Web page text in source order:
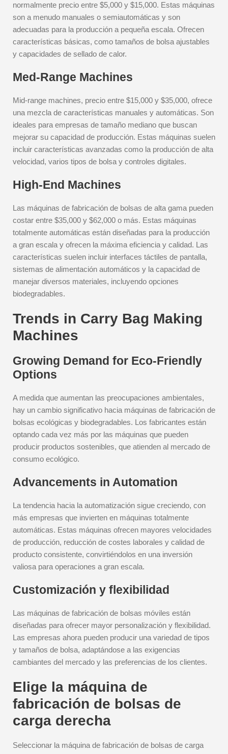
normalmente precio entre $5,000 y $15,000. Estas máquinas
son a menudo manuales o semiautomáticas y son
adecuadas para la producción a pequeña escala. Ofrecen
características básicas, como tamaños de bolsa ajustables
y capacidades de sellado de calor.
Med-Range Machines
Mid-range machines, precio entre $15,000 y $35,000, ofrece
una mezcla de características manuales y automáticas. Son
ideales para empresas de tamaño mediano que buscan
mejorar su capacidad de producción. Estas máquinas suelen
incluir características avanzadas como la producción de alta
velocidad, varios tipos de bolsa y controles digitales.
High-End Machines
Las máquinas de fabricación de bolsas de alta gama pueden
costar entre $35,000 y $62,000 o más. Estas máquinas
totalmente automáticas están diseñadas para la producción
a gran escala y ofrecen la máxima eficiencia y calidad. Las
características suelen incluir interfaces táctiles de pantalla,
sistemas de alimentación automáticos y la capacidad de
manejar diversos materiales, incluyendo opciones
biodegradables.
Trends in Carry Bag Making
Machines
Growing Demand for Eco-Friendly
Options
A medida que aumentan las preocupaciones ambientales,
hay un cambio significativo hacia máquinas de fabricación de
bolsas ecológicas y biodegradables. Los fabricantes están
optando cada vez más por las máquinas que pueden
producir productos sostenibles, que atienden al mercado de
consumo ecológico.
Advancements in Automation
La tendencia hacia la automatización sigue creciendo, con
más empresas que invierten en máquinas totalmente
automáticas. Estas máquinas ofrecen mayores velocidades
de producción, reducción de costes laborales y calidad de
producto consistente, convirtiéndolos en una inversión
valiosa para operaciones a gran escala.
Customización y flexibilidad
Las máquinas de fabricación de bolsas móviles están
diseñadas para ofrecer mayor personalización y flexibilidad.
Las empresas ahora pueden producir una variedad de tipos
y tamaños de bolsa, adaptándose a las exigencias
cambiantes del mercado y las preferencias de los clientes.
Elige la máquina de
fabricación de bolsas de
carga derecha
Seleccionar la máquina de fabricación de bolsas de carga